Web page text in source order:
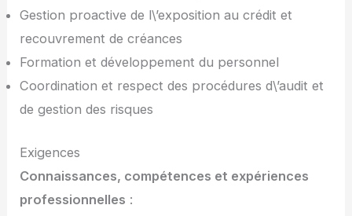
Gestion proactive de l\’exposition au crédit et
recouvrement de créances
Formation et développement du personnel
Coordination et respect des procédures d\’audit et
de gestion des risques
Exigences
Connaissances, compétences et expériences
professionnelles :